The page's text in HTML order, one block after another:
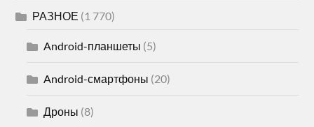
РАЗНОЕ (1 770)
Android-планшеты (5)
Android-смартфоны (20)
Дроны (8)